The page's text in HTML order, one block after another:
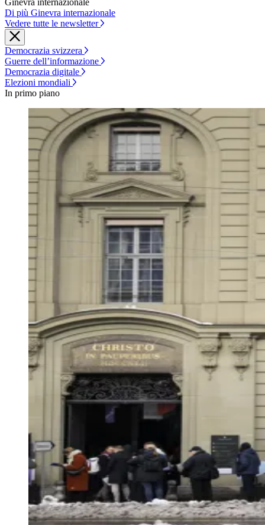
Ginevra internazionale
Di più Ginevra internazionale
Vedere tutte le newsletter
Democrazia svizzera
Guerre dell’informazione
Democrazia digitale
Elezioni mondiali
In primo piano